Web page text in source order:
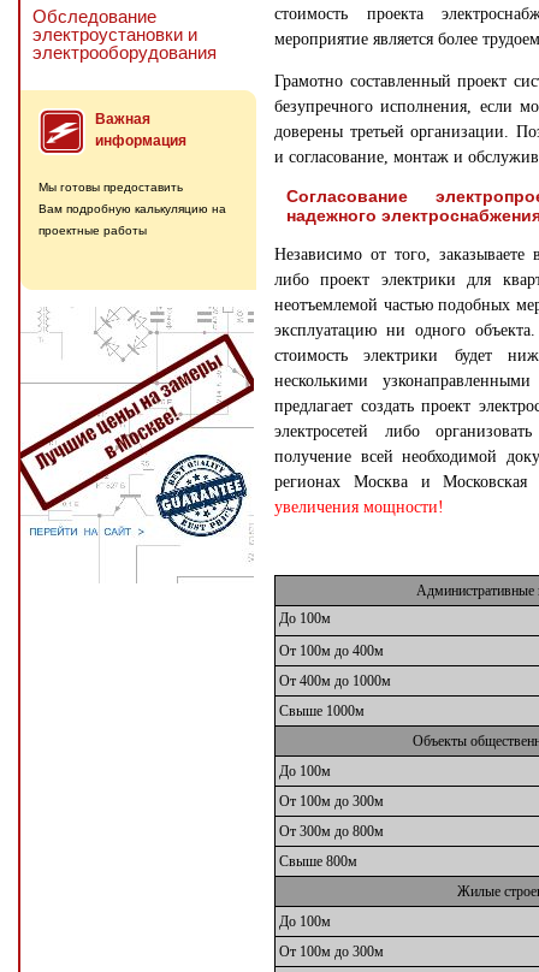
Обследование
электроустановки и
электрооборудования
Важная
информация
Мы готовы предоставить
Вам подробную калькуляцию на
проектные работы
стоимость проекта
мероприятие является более
Грамотно составленный проект
безупречного исполнения, если
доверены третьей организации.
и согласование, монтаж и
Согласование
надежного
Независимо от того,
либо проект электрики для
неотъемлемой частью подобных
эксплуатацию ни одного
стоимость электрики будет
несколькими
предлагает создать проект
электросетей либо
получение всей необходимой
регионах Москва и Московская
увеличения мощности!
Административные
До 100м
От 100м до 400м
От 400м до 1000м
Свыше 1000м
Объекты
До 100м
От 100м до 300м
От 300м до 800м
Свыше 800м
Жилые
До 100м
От 100м до 300м